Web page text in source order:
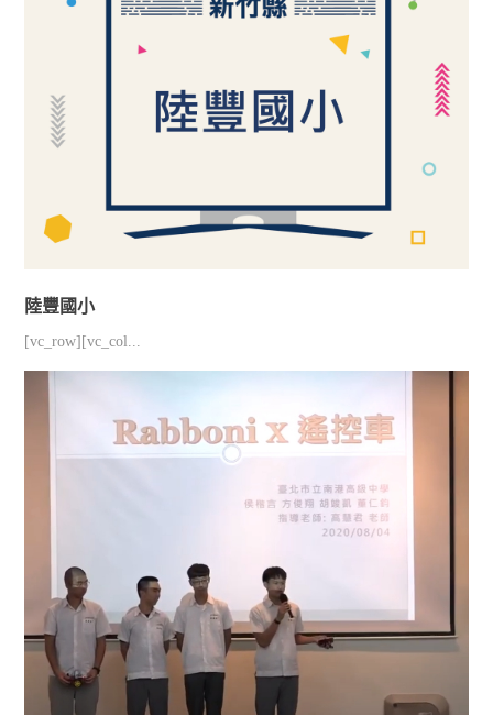
陸豐國小
[vc_row][vc_col...